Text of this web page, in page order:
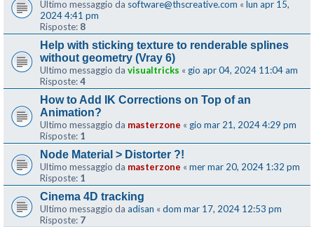
Ultimo messaggio da software@thscreative.com « lun apr 15,
2024 4:41 pm
Risposte: 8
Help with sticking texture to renderable splines
without geometry (Vray 6)
Ultimo messaggio da visualtricks « gio apr 04, 2024 11:04 am
Risposte:4
How to Add IK Corrections on Top of an
Animation?
Ultimo messaggio da masterzone « gio mar 21, 2024 4:29 pm
Risposte: 1
Node Material > Distorter ?!
Ultimo messaggio da masterzone « mer mar 20, 2024 1:32 pm
Risposte: 1
Cinema 4D tracking
Ultimo messaggio da adisan « dom mar 17, 2024 12:53 pm
Risposte: 7